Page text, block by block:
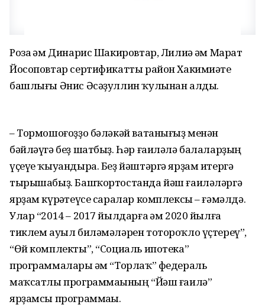
Роза һәм Динарис Шакировтар, Лилиә һәм Марат
Йосоповтар сертификатты район Хакимиәте
башлығы Әнис Әсәҙуллин ҡулынан алды.
– Тормошоғоҙҙо бәләкәй ватанығыҙ менән
бәйләүгә беҙ шатбыҙ. Һәр ғаиләлә балаларҙың
үҫеүе ҡыуандыра. Беҙ йәштәргә ярҙам итергә
тырышабыҙ. Башҡортостанда йәш ғаиләләргә
ярҙам күрһәтеүсе саралар комплексы – ғәмәлдә.
Улар “2014 – 2017 йылдарға һәм 2020 йылға
тиклем ауыл биләмәләрен тотороҡло үҫтереү”,
“Өй комплекты”, “Социаль ипотека”
программалары һәм “Торлаҡ” федераль
маҡсатлы программаһының “Йәш ғаилә”
ярҙамсы программаһы.